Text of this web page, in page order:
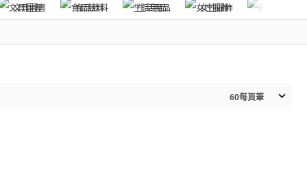
文具圖書
食品飲料 生活用品 女性服飾
60每頁筆